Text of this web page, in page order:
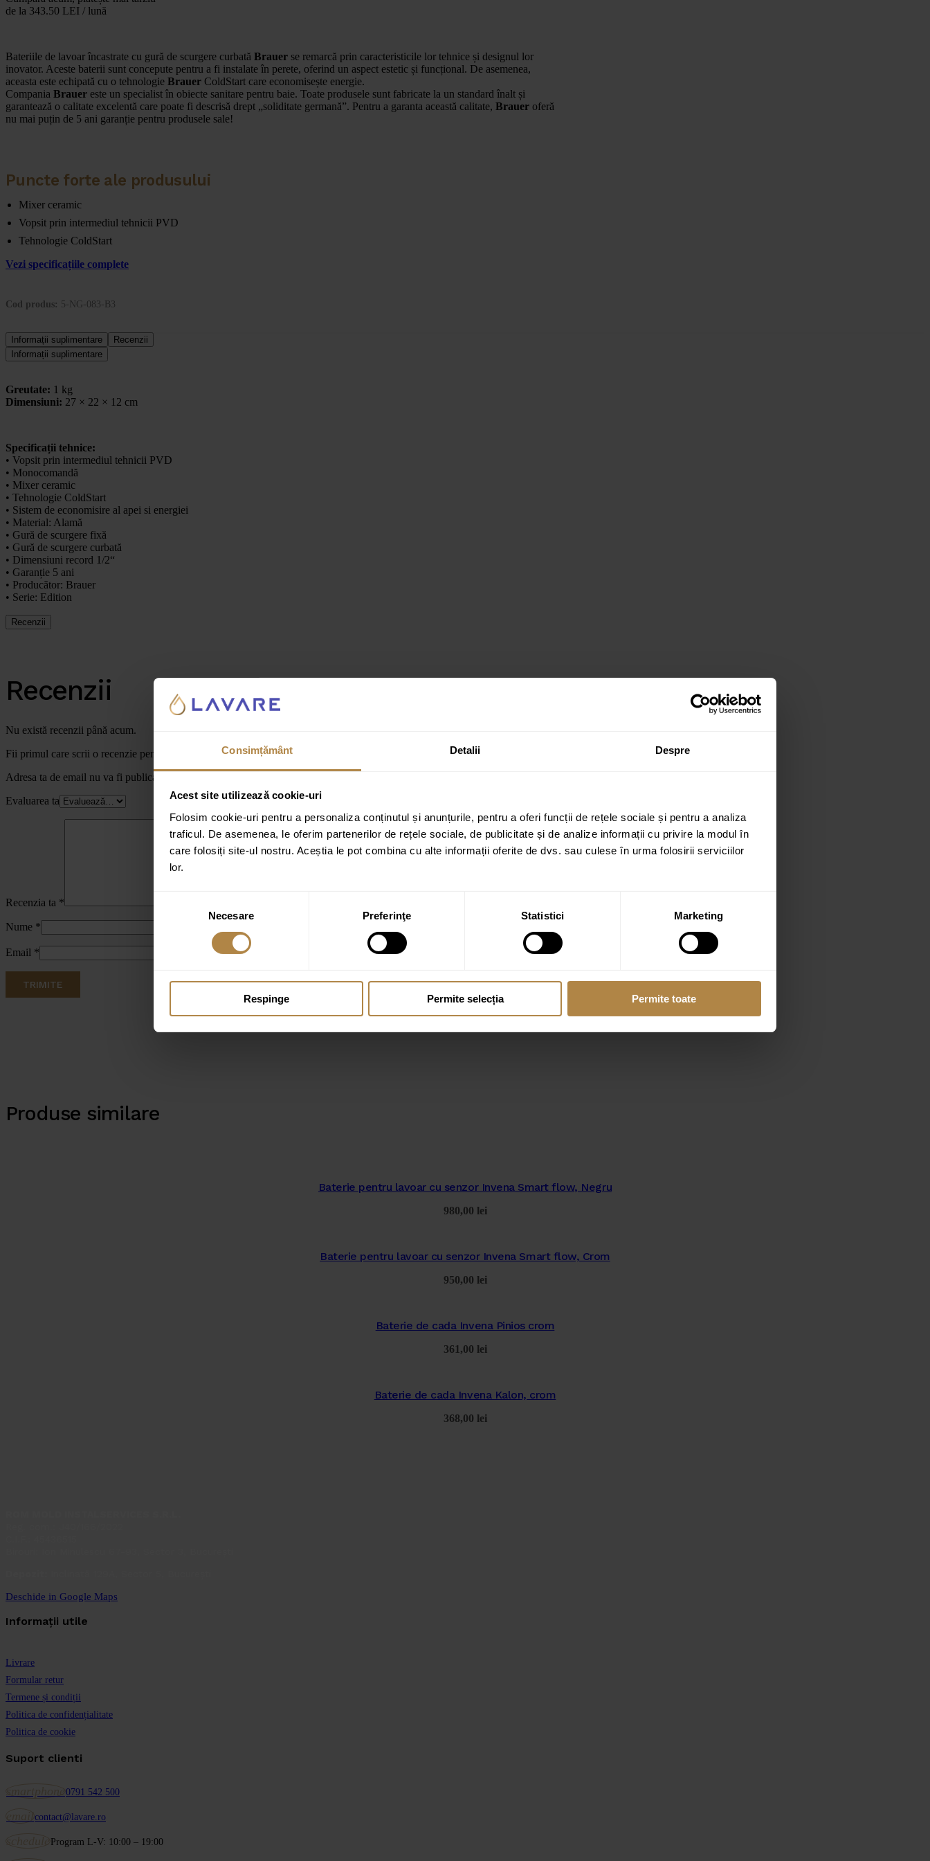
Consimțământ Detalii Despre
Acest site utilizează cookie-uri
Folosim cookie-uri pentru a personaliza conținutul și anunțurile, pentru a oferi funcții de rețele sociale și pentru a analiza
traficul. De asemenea, le oferim partenerilor de rețele sociale, de publicitate și de analize informații cu privire la modul în
care folosiți site-ul nostru. Aceștia le pot combina cu alte informații oferite de dvs. sau culese în urma folosirii serviciilor
lor.
consimțământului
Necesare Preferinţe Statistici Marketing
Respinge Permite selecția Permite toate
de la 343.50 LEI / lună
Bateriile de lavoar încastrate cu gură de scurgere curbată Brauer se remarcă prin caracteristicile lor tehnice și designul lor
inovator. Aceste baterii sunt concepute pentru a fi instalate în perete, oferind un aspect estetic și funcțional. De asemenea,
aceasta este echipată cu o tehnologie Brauer ColdStart care economisește energie.
Compania Brauer este un specialist în obiecte sanitare pentru baie. Toate produsele sunt fabricate la un standard înalt și
garantează o calitate excelentă care poate fi descrisă drept „soliditate germană”. Pentru a garanta această calitate, Brauer oferă
nu mai puțin de 5 ani garanție pentru produsele sale!
Puncte forte ale produsului
Mixer ceramic
Vopsit prin intermediul tehnicii PVD
Tehnologie ColdStart
Vezi specificațiile complete
Cod produs: 5-NG-083-B3
Informații suplimentare
Recenzii
Informații suplimentare
Greutate: 1 kg
Dimensiuni: 27 × 22 × 12 cm
Specificații tehnice:
• Vopsit prin intermediul tehnicii PVD
• Monocomandă
• Mixer ceramic
• Tehnologie ColdStart
• Sistem de economisire al apei si energiei
• Material: Alamă
• Gură de scurgere fixă
• Gură de scurgere curbată
• Dimensiuni record 1/2“
• Garanție 5 ani
• Producător: Brauer
• Serie: Edition
Recenzii
Recenzii
Nu există recenzii până acum.
Fii primul care scrii o recenzie pentru „Baterie de lavoar încastrată cu gura de scurgere curbată și placă de acoperie Brauer Edition Model C2”
Adresa ta de email nu va fi publicată.
Evaluarea ta
Recenzia ta *
Nume *
Email *
Produse similare
Baterie pentru lavoar cu senzor Invena Smart flow, Negru
980,00 lei
Baterie pentru lavoar cu senzor Invena Smart flow, Crom
950,00 lei
Baterie de cada Invena Pinios crom
361,00 lei
Baterie de cada Invena Kalon, crom
368,00 lei
Deschide in Google Maps
Informații utile
Livrare
Formular retur
Termene și condiții
Politica de confidențialitate
Politica de cookie
Suport clienti
0791 542 500
contact@lavare.ro
Program L-V: 10:00 – 19:00